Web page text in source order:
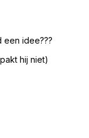
een idee???
hij niet)